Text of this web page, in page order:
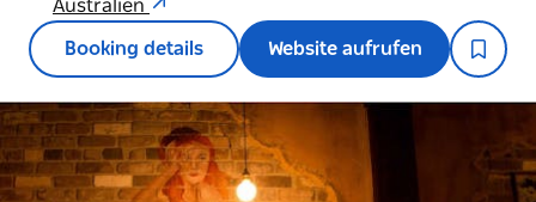
Australien
Booking details Website aufrufen